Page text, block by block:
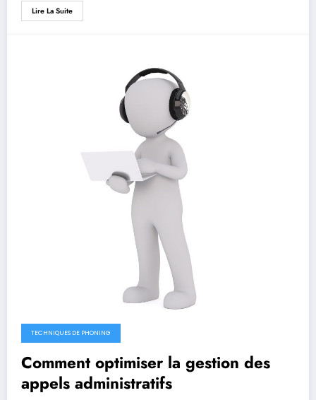
Lire La Suite
TECHNIQUES DE PHONING
Comment optimiser la gestion des
appels administratifs